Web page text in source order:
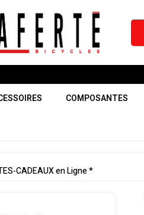
COMPOSANTES
CADEAUX en Ligne *